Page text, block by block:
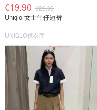
€19.90 €29.90
Uniqlo 女士牛仔短裤
UNIQLO优衣库